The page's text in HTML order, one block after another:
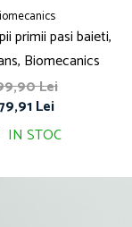
primii pasi baieti,
Biomecanics
Lei
Lei
IN STOC